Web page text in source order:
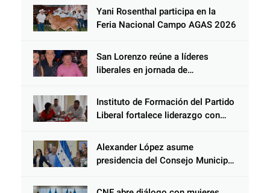
peso de la ley al responsable de
Choloma es consolidar un Estado
que protege al verdugo y
Yani Rosenthal participa en la
Feria Nacional Campo AGAS 2026
San Lorenzo reúne a líderes
liberales en jornada de
Instituto de Formación del Partido
Liberal fortalece liderazgo con
Alexander López asume
presidencia del Consejo Municipal
Censo Nacional 2026